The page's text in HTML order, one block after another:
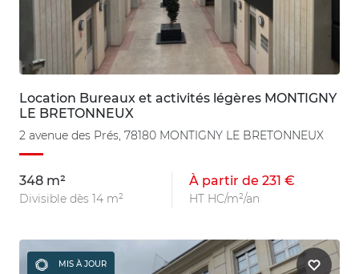
Location Bureaux et activités légères MONTIGNY
LE BRETONNEUX
2 avenue des Prés, 78180 MONTIGNY LE BRETONNEUX
348 m²
Divisible dès 14 m²
À partir de 231 €
HT HC/m²/an
MIS À JOUR